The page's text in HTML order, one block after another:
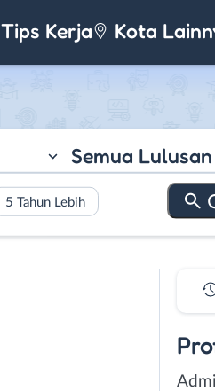
Tips Kerja Kota
Semua Lulusan
5 Tahun Lebih